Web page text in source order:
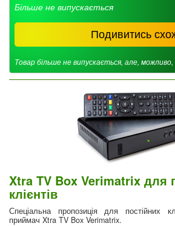
Більше не випускається
Подивитись
Товар більше не випускається, але, можливо,
Xtra TV Box Verimatrix для
клієнтів
Спеціальна пропозиція для постійних
приймач Xtra TV Box Verimatrix.